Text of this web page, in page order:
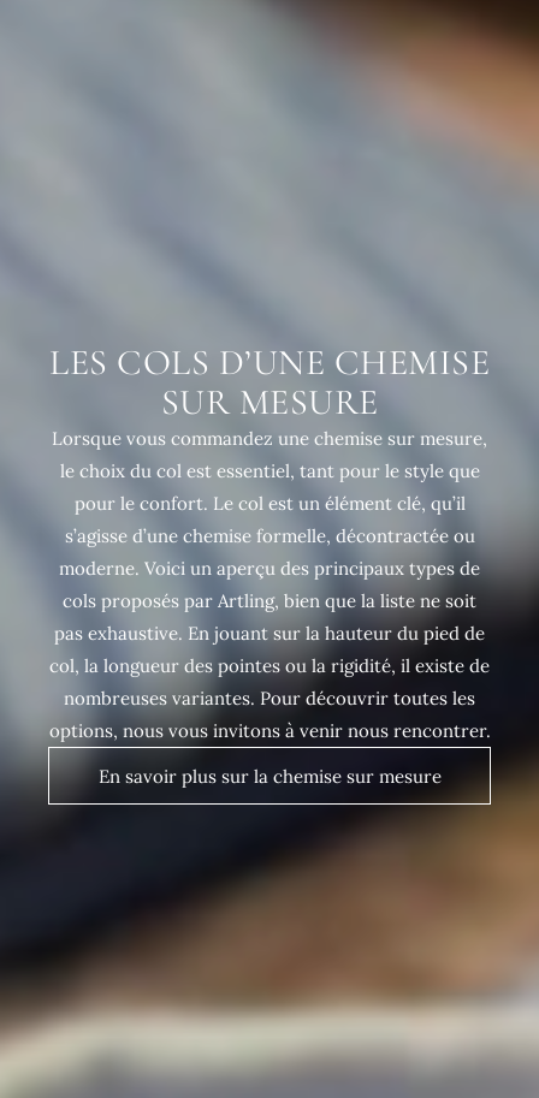
LES COLS D’UNE CHEMISE
SUR MESURE
Lorsque vous commandez une chemise sur mesure,
le choix du col est essentiel, tant pour le style que
pour le confort. Le col est un élément clé, qu’il
s’agisse d’une chemise formelle, décontractée ou
moderne. Voici un aperçu des principaux types de
cols proposés par Artling, bien que la liste ne soit
pas exhaustive. En jouant sur la hauteur du pied de
col, la longueur des pointes ou la rigidité, il existe de
nombreuses variantes. Pour découvrir toutes les
options, nous vous invitons à venir nous rencontrer.
En savoir plus sur la chemise sur mesure